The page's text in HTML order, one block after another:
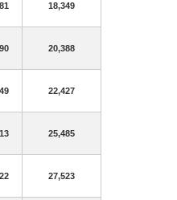
18,349
20,388
22,427
25,485
27,523